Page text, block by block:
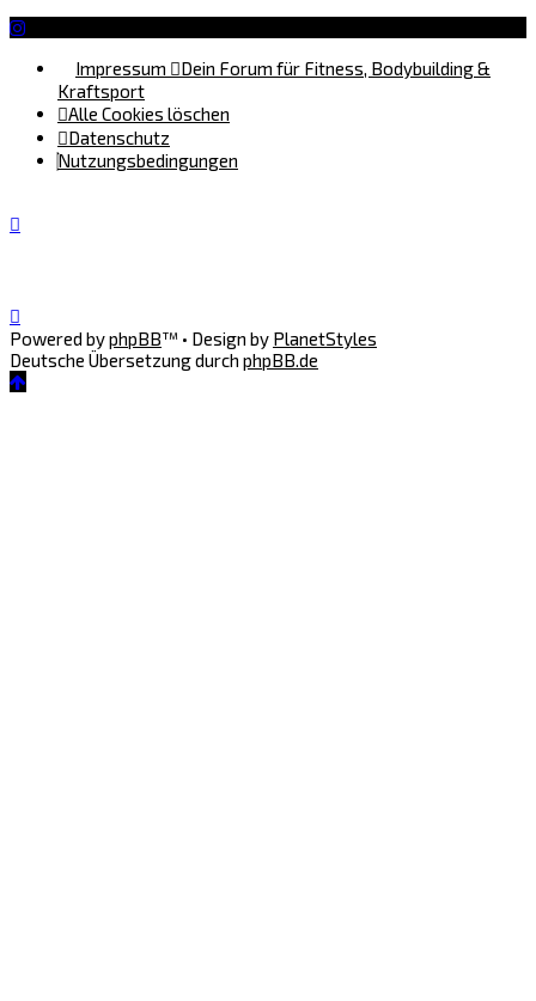
Impressum
Dein Forum für Fitness, Bodybuilding &
Kraftsport
Alle Cookies löschen
Datenschutz
Nutzungsbedingungen
Powered byphpBB™ • Design by PlanetStyles
Deutsche Übersetzung durch phpBB.de